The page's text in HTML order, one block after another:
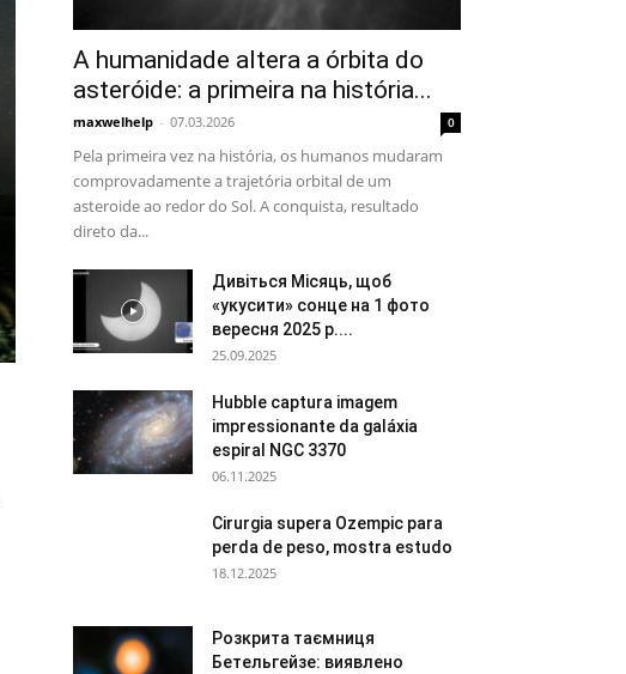
A humanidade altera a órbita do
asteróide: a primeira na história...
maxwelhelp - 07.03.2026 0
Pela primeira vez na história, os humanos mudaram
comprovadamente a trajetória orbital de um
asteroide ao redor do Sol. A conquista, resultado
direto da...
Дивіться Місяць, щоб
«укусити» сонце на 1 фото
вересня 2025 р....
25.09.2025
Hubble captura imagem
impressionante da galáxia
espiral NGC 3370
06.11.2025
Cirurgia supera Ozempic para
perda de peso, mostra estudo
18.12.2025
Розкрита таємниця
Бетельгейзе: виявлено